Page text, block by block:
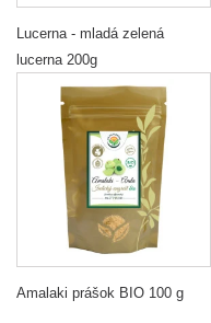
Lucerna - mladá zelená
lucerna 200g
Amalaki prášok BIO 100 g